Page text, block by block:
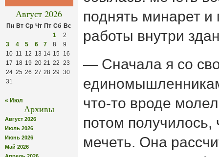
Август 2026
Пн Вт Ср Чт Пт Сб Вс
1
2
3
4 5 6 7 8
9
10 11 12 13 14 15
16
17 18 19 20 21 22 23
24 25 26 27 28 29 30
31
« Июл
Архивы
Август 2026
Июль 2026
Июнь 2026
Май 2026
Апрель 2026
поднять минарет и
работы внутри
— Сначала я со
что-то вроде
потом
мечеть. Она